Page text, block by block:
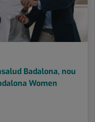
Badalona, nou
Women